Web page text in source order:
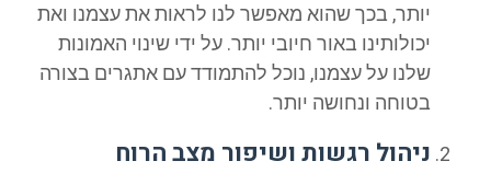
יותר, בכך שהוא מאפשר לנו לראות את עצמנו ואת
יכולותינו באור חיובי יותר. על ידי שינוי האמונות
שלנו על עצמנו, נוכל להתמודד עם אתגרים בצורה
בטוחה ונחושה יותר.
ניהול רגשות ושיפור מצב הרוח